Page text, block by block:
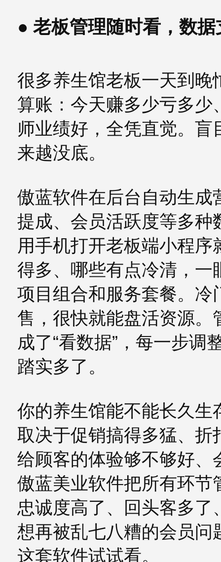
● 老板管理随时看，数
很多养生馆老板一天到晚
算账：今天赚多少亏多
师业绩好，全凭直觉。
来越没底。
傲蓝软件在后台自动生成
提成、会员活跃度等多种
用手机打开老板端小程
得多、哪些有点冷清，一
项目组合和服务套餐。冷
售，很快就能盘活资源。
成了“看数据”，每一步调
踏实多了。
你的养生馆能不能长久生
取决于促销搞得多猛、折
给顾客的体验够不够好、
傲蓝美业软件把所有环节
忠诚度高了、回头客多
想再被乱七八糟的会员
这套软件试试看。